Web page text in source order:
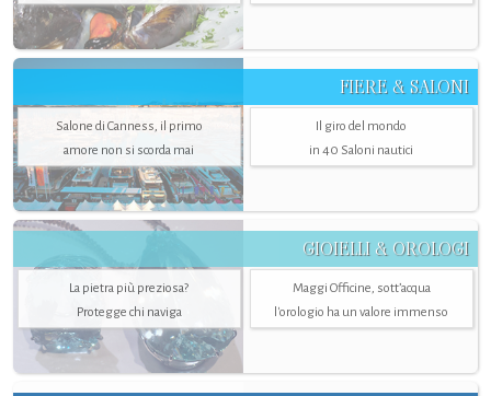
FIERE & SALONI
Salone di Canness, il primo
amore non si scorda mai
Il giro del mondo
in 40 Saloni nautici
GIOIELLI & OROLOGI
La pietra più preziosa?
Protegge chi naviga
Maggi Officine, sott’acqua
l'orologio ha un valore immenso